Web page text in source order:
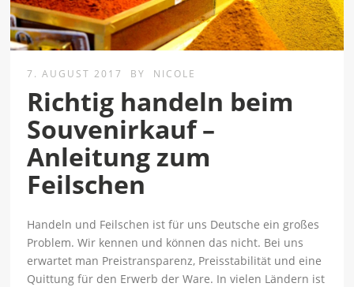
7. AUGUST 2017 BY NICOLE
Richtig handeln beim
Souvenirkauf –
Anleitung zum
Feilschen
Handeln und Feilschen ist für uns Deutsche ein großes
Problem. Wir kennen und können das nicht. Bei uns
erwartet man Preistransparenz, Preisstabilität und eine
Quittung für den Erwerb der Ware. In vielen Ländern ist